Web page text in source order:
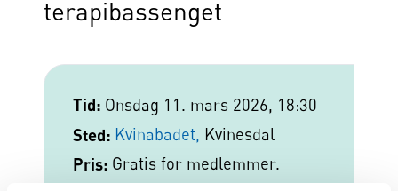
terapibassenget
Tid: Onsdag 11. mars 2026, 18:30
Sted: Kvinabadet, Kvinesdal
Pris: Gratis for medlemmer.